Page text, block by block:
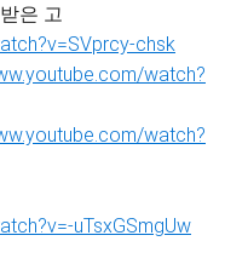
은 고
chsk
watch?
watch?
uTsxGSmgUw